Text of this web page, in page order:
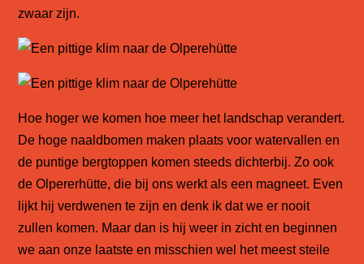
zwaar zijn.
Hoe hoger we komen hoe meer het landschap verandert.
De hoge naaldbomen maken plaats voor watervallen en
de puntige bergtoppen komen steeds dichterbij. Zo ook
de Olpererhütte, die bij ons werkt als een magneet. Even
lijkt hij verdwenen te zijn en denk ik dat we er nooit
zullen komen. Maar dan is hij weer in zicht en beginnen
we aan onze laatste en misschien wel het meest steile